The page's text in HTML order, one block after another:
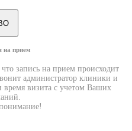
на прием
запись на прием происходит
администратор клиники и
время визита с учетом Ваших